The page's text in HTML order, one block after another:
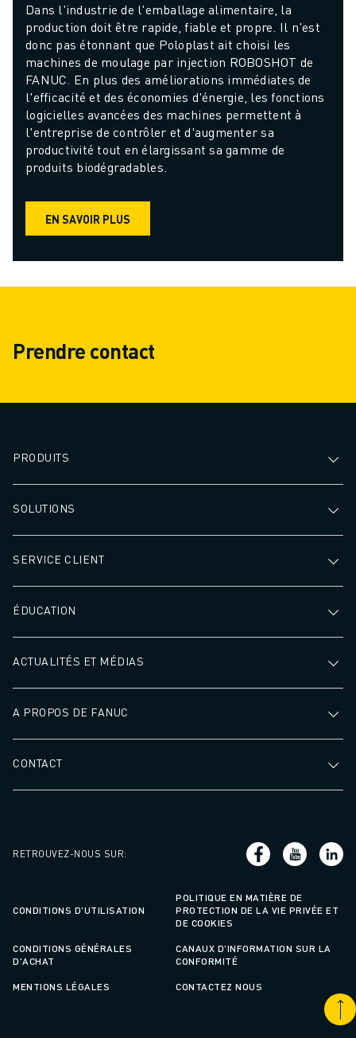
Dans l'industrie de l'emballage alimentaire, la
production doit être rapide, fiable et propre. Il n'est
donc pas étonnant que Poloplast ait choisi les
machines de moulage par injection ROBOSHOT de
FANUC. En plus des améliorations immédiates de
l'efficacité et des économies d'énergie, les fonctions
logicielles avancées des machines permettent à
l'entreprise de contrôler et d'augmenter sa
productivité tout en élargissant sa gamme de
produits biodégradables.
EN SAVOIR PLUS
Prendre contact
PRODUITS
SOLUTIONS
SERVICE CLIENT
ÉDUCATION
ACTUALITÉS ET MÉDIAS
A PROPOS DE FANUC
CONTACT
RETROUVEZ-NOUS SUR:
CONDITIONS D'UTILISATION
POLITIQUE EN MATIÈRE DE
PROTECTION DE LA VIE PRIVÉE ET
DE COOKIES
CONDITIONS GÉNÉRALES
D'ACHAT
CANAUX D'INFORMATION SUR LA
CONFORMITÉ
MENTIONS LÉGALES CONTACTEZ NOUS